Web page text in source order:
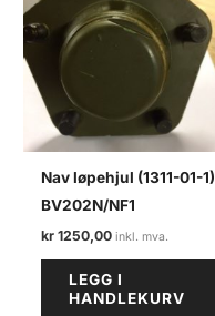
Nav løpehjul (1311-01-1)
BV202N/NF1
kr 1250,00
LEGG I
HANDLEKURV